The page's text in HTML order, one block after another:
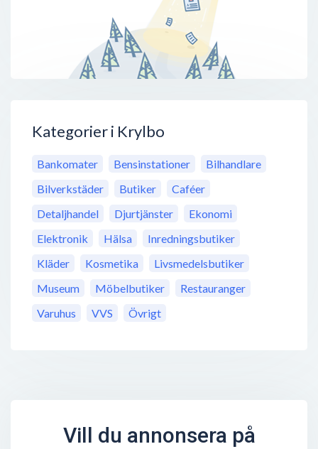
Kategorier i Krylbo
Bankomater Bensinstationer
Bilhandlare
Bilverkstäder
Butiker
Caféer
Detaljhandel
Djurtjänster
Ekonomi
Elektronik
Hälsa
Inredningsbutiker
Kläder
Kosmetika
Livsmedelsbutiker
Museum
Möbelbutiker
Restauranger
Varuhus
VVS Övrigt
Vill du annonsera på